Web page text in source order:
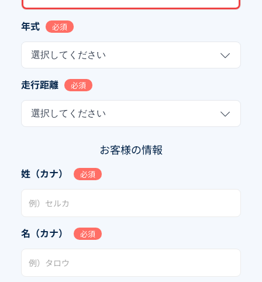
年式 必須
選択してください
走行距離 必須
選択してください
お客様の情報
姓（カナ） 必須
名（カナ） 必須